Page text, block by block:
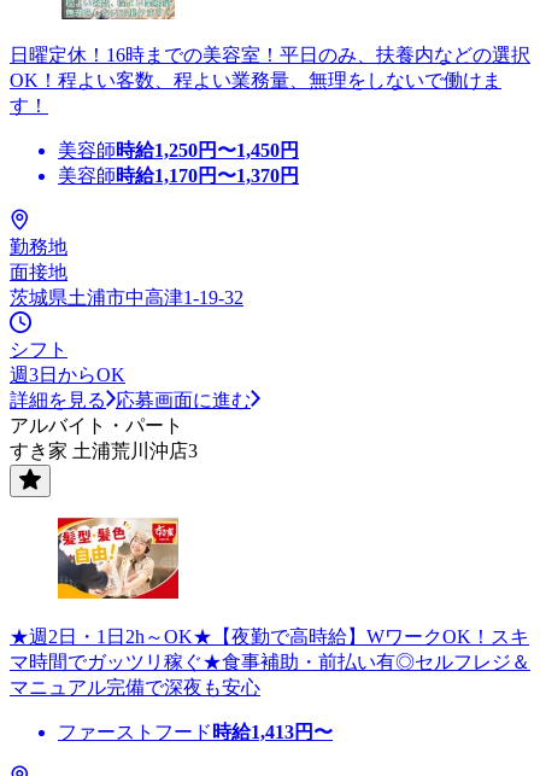
日曜定休！16時までの美容室！平日のみ、扶養内などの選択
OK！程よい客数、程よい業務量、無理をしないで働けま
す！
美容師時給1,250円〜1,450円
美容師時給1,170円〜1,370円
勤務地
面接地
茨城県土浦市中高津1-19-32
シフト
週3日からOK
詳細を見る
応募画面に進む
アルバイト・パート
すき家 土浦荒川沖店3
★週2日・1日2h～OK★【夜勤で高時給】WワークOK！スキ
マ時間でガッツリ稼ぐ★食事補助・前払い有◎セルフレジ＆
マニュアル完備で深夜も安心
ファーストフード 時給1,413円〜